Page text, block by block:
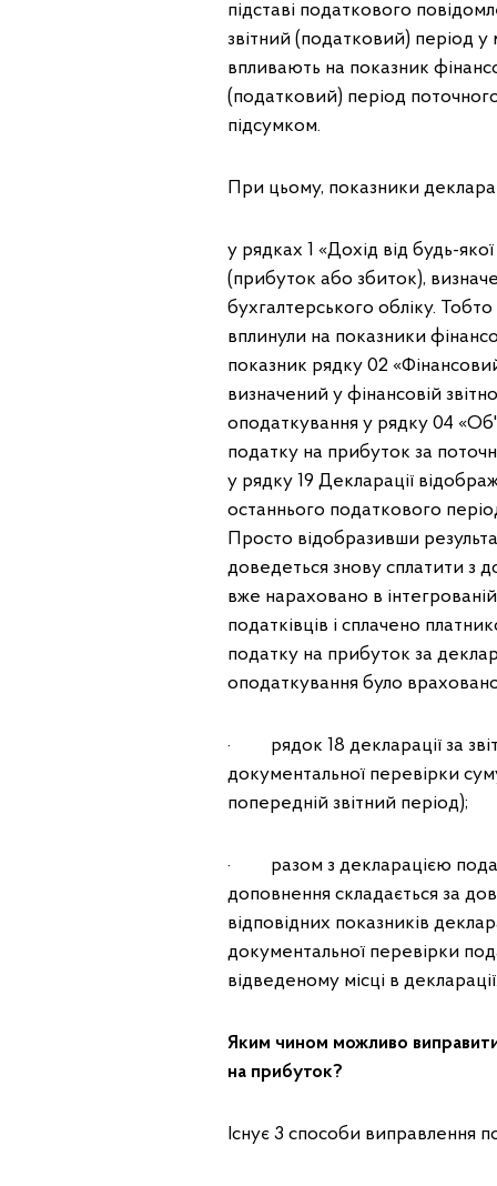
підставі податкового
звітний (податковий) період у
впливають на показник
(податковий) період
підсумком.
При цьому, показники
у рядках 1 «Дохід від будь-
(прибуток або збиток),
бухгалтерського обліку.
вплинули на показники
показник рядку 02
визначений у фінансовій
оподаткування у рядку 04
податку на прибуток за
у рядку 19 Декларації
останнього податкового
Просто відобразивши
доведеться знову сплатити з
вже нараховано в
податківців і сплачено
податку на прибуток за
оподаткування було
· рядок 18 декларації за
документальної перевірки
попередній звітний період);
· разом з декларацією
доповнення складається за
відповідних показників
документальної перевірки
відведеному місці в
Яким чином можливо виправити
на прибуток?
Існує 3 способи виправлення